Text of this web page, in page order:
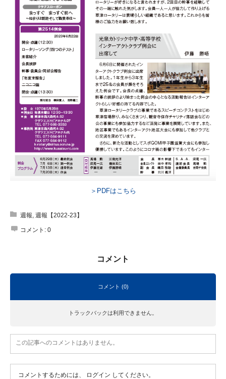
＞PDFはこちら
週報 週報【2022-23】
コメント: 0
コメント
コメント (0)
トラックバックは利用できません。
この記事へのコメントはありません。
コメントするためには、 ログイン してください。